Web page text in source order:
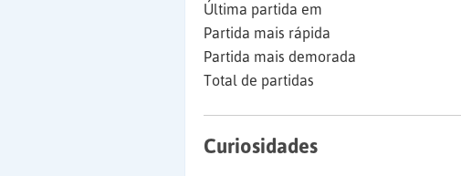
Última partida em
Partida mais rápida
Partida mais demorada
Total de partidas
Curiosidades